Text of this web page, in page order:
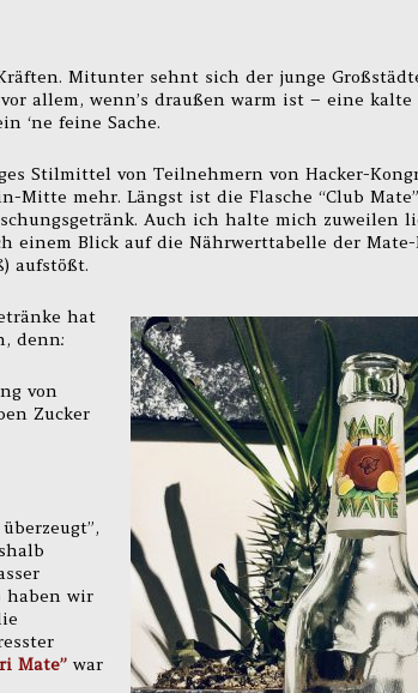
Mitunter sehnt sich der junge
allem, wenn’s draußen warm ist – eine kalte
‘ne feine Sache.
Stilmittel von Teilnehmern von Hacker-
mehr. Längst ist die Flasche “Club
Auch ich halte mich zuweilen
einem Blick auf die Nährwerttabelle der Mate-
aufstößt.
hat
denn:
von
Zucker
haben wir
Mate” war